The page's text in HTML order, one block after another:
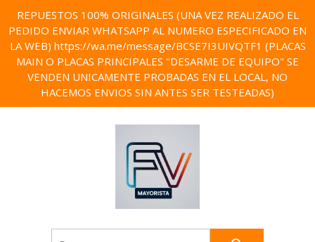
REPUESTOS 100% ORIGINALES (UNA VEZ REALIZADO EL
PEDIDO ENVIAR WHATSAPP AL NUMERO ESPECIFICADO EN
LA WEB) https://wa.me/message/BCSE7I3UIVQTF1 (PLACAS
MAIN O PLACAS PRINCIPALES "DESARME DE EQUIPO" SE
VENDEN UNICAMENTE PROBADAS EN EL LOCAL, NO
HACEMOS ENVIOS SIN ANTES SER TESTEADAS)